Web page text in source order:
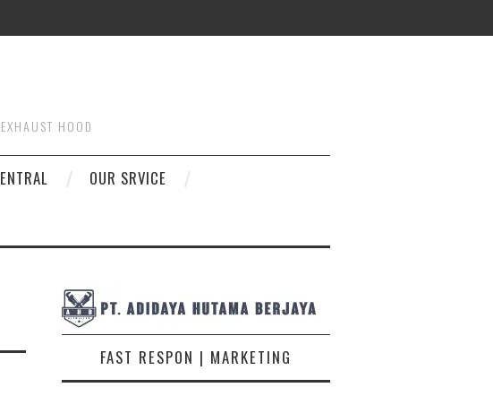
HOOD
OUR SRVICE
FAST RESPON | MARKETING